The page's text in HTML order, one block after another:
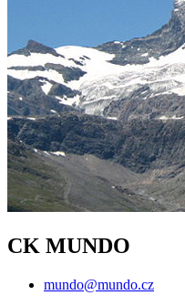
CK MUNDO
mundo@mundo.cz